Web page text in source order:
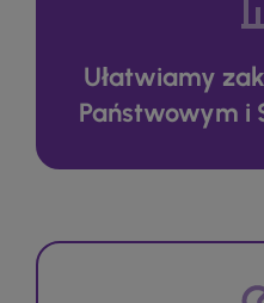
Ułatwiamy
Państwowym i